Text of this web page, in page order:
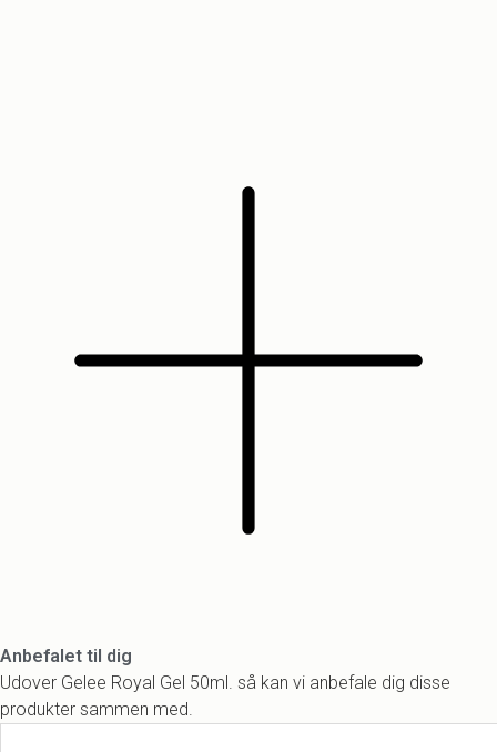
Anbefalet til dig
Udover Gelee Royal Gel 50ml. så kan vi anbefale dig disse
produkter sammen med.